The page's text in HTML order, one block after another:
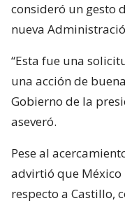
consideró un gesto
nueva
“Esta fue una
una acción de
Gobierno de la
aseveró.
Pese al
advirtió que
respecto a Castillo,